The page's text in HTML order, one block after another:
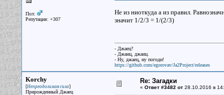
Пол:
Репутация: +307
Не из ниоткуда а из правил.
значит 1/2/3 = 1/(2/3)
- Джаец?
- Джаиц, джаиц.
- Ну, джаец, ну погоди!
https://github.com/egorovav/Ja2Project/releases
Korchy
[Непреодолимая сила]
Прирожденный Джаец
Re: Загадки
« Ответ #3482 от28.10.2016 в